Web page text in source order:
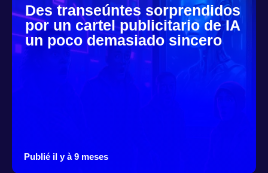
Des transeúntes sorprendidos
por un cartel publicitario de IA
un poco demasiado sincero
Publié il y à 9 meses